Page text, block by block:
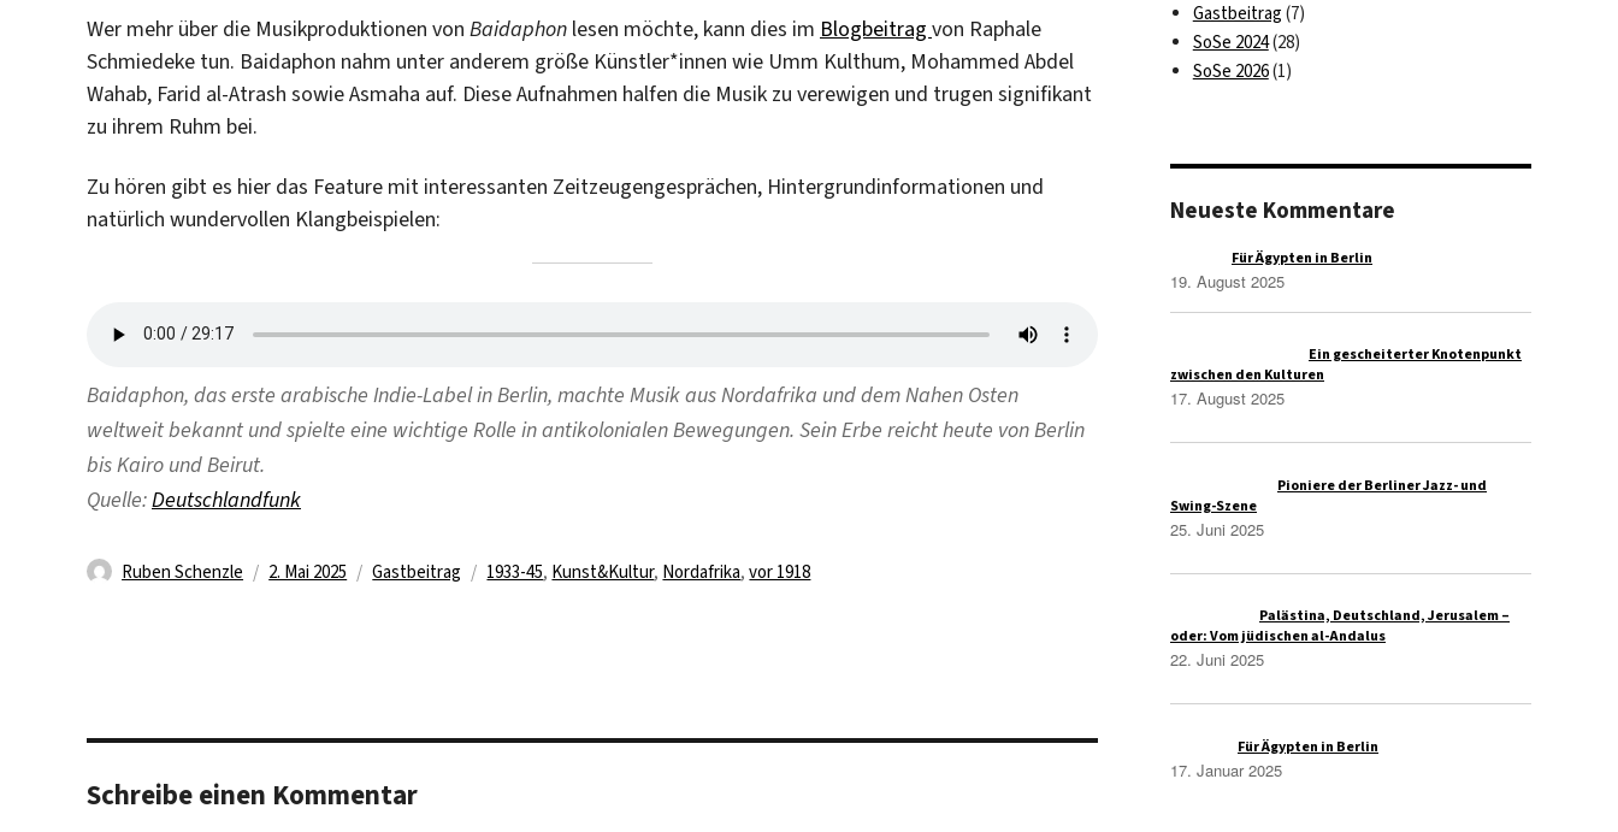
Wer mehr über die Musikproduktionen von Baidaphon lesen möchte, kann dies im Blogbeitrag von Raphale
Schmiedeke tun. Baidaphon nahm unter anderem größe Künstler*innen wie Umm Kulthum, Mohammed Abdel
Wahab, Farid al-Atrash sowie Asmaha auf. Diese Aufnahmen halfen die Musik zu verewigen und trugen signifikant
zu ihrem Ruhm bei.
Zu hören gibt es hier das Feature mit interessanten Zeitzeugengesprächen, Hintergrundinformationen und
natürlich wundervollen Klangbeispielen:
Baidaphon, das erste arabische Indie-Label in Berlin, machte Musik aus Nordafrika und dem Nahen Osten
weltweit bekannt und spielte eine wichtige Rolle in antikolonialen Bewegungen. Sein Erbe reicht heute von Berlin
bis Kairo und Beirut.
Quelle:Deutschlandfunk
Autor
Ruben Schenzle
Veröffentlicht
2. Mai 2025 Kategorien
Gastbeitrag Schlagwörter
1933-45, Kunst&Kultur, Nordafrika,vor 1918
Schreibe einen Kommentar
Gastbeitrag (7)
SoSe 2024(28)
SoSe 2026(1)
Neueste Kommentare
Für Ägypten in Berlin
19. August 2025
Ein gescheiterter Knotenpunkt
zwischen den Kulturen
17. August 2025
Pioniere der Berliner Jazz- und
Swing-Szene
25. Juni 2025
Palästina, Deutschland, Jerusalem –
oder: Vom jüdischen al-Andalus
22. Juni 2025
Für Ägypten in Berlin
17. Januar 2025